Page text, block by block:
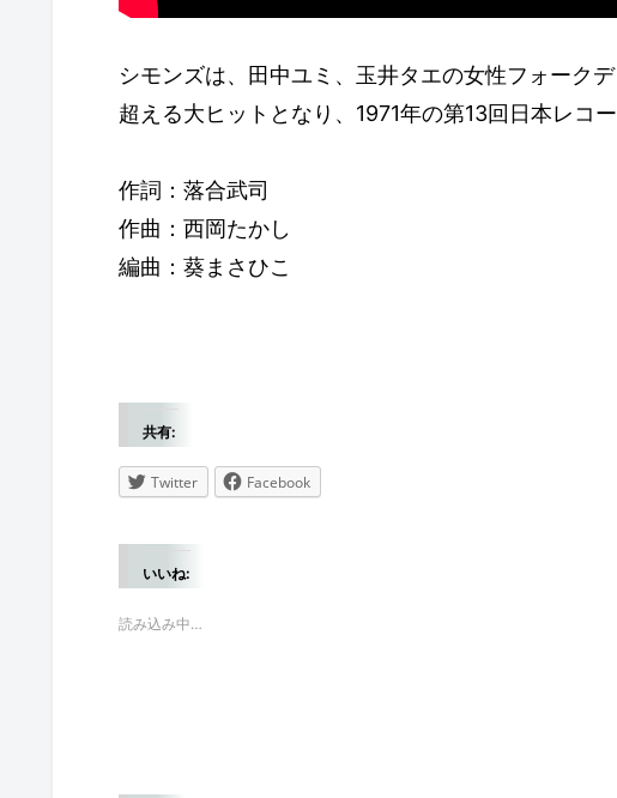
シモンズは、田中ユミ、玉井タエの女性フォーク
超える大ヒットとなり、1971年の第13回日本レコ
作詞：落合武司
作曲：西岡たかし
編曲：葵まさひこ
共有:
Twitter Facebook
いいね:
読み込み中…